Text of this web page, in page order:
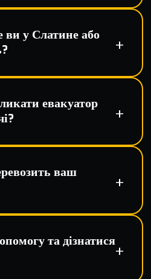
ви у Слатине або
евакуатор
ваш
та дізнатися